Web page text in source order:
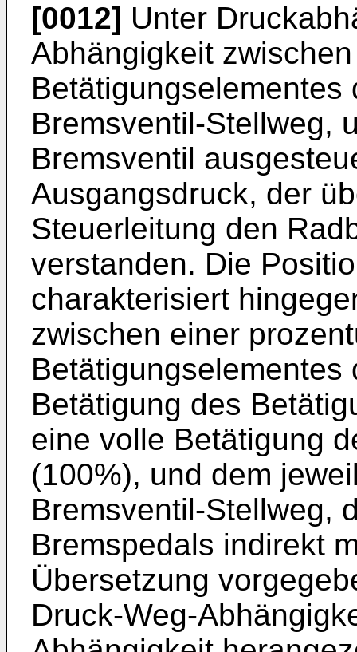
[0012] Unter
Abhängigkeit
Bremsventil-Stellweg,
Bremsventil
Ausgangsdruck, der
Steuerleitung den
verstanden. Die
charakterisiert
zwischen einer
Betätigung des
eine volle Betätigung
(100%), und dem
Bremsventil-Stellweg,
Bremspedals indirekt
Übersetzung
Druck-Weg-